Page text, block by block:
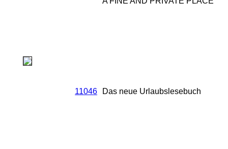
11046 Das neue Urlaubslesebuch